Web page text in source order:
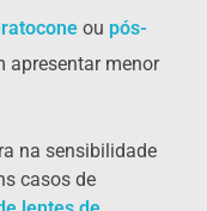
ou pós-
apresentar menor
na sensibilidade
casos de